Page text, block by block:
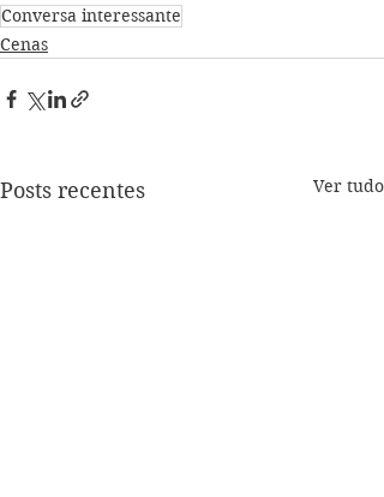
Conversa interessante
Cenas
Posts recentes Ver tudo